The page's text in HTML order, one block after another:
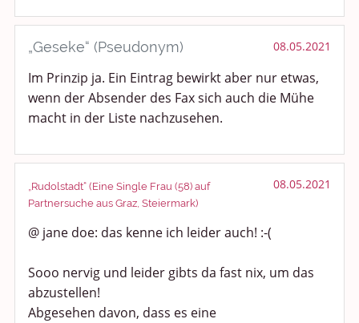
„Geseke“ (Pseudonym) 08.05.2021
Im Prinzip ja. Ein Eintrag bewirkt aber nur etwas,
wenn der Absender des Fax sich auch die Mühe
macht in der Liste nachzusehen.
„Rudolstadt“ (Eine Single Frau (58) auf
Partnersuche aus Graz, Steiermark)
08.05.2021
@ jane doe: das kenne ich leider auch! :-(
Sooo nervig und leider gibts da fast nix, um das
abzustellen!
Abgesehen davon, dass es eine